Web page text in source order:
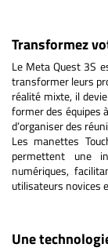
Transformez
Le Meta Quest 3S
transformer leurs
réalité mixte, il
former des équipes
d’organiser des
Les manettes
permettent une
numériques,
utilisateurs novices
Une